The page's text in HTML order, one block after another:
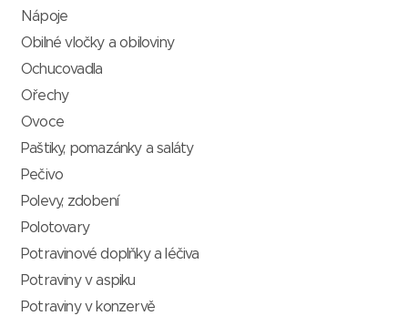
Nápoje
Obilné vločky a obiloviny
Ochucovadla
Ořechy
Ovoce
Paštiky, pomazánky a saláty
Pečivo
Polevy, zdobení
Polotovary
Potravinové doplňky a léčiva
Potraviny v aspiku
Potraviny v konzervě